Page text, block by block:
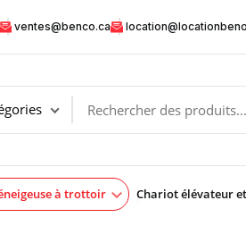
ventes@benco.ca
à trottoir Chariot élévateur